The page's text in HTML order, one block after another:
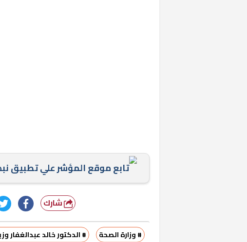
تابع موقع المؤشر علي تطبيق
شارك
# وزارة الصحة
# الدكتور خالد عبدالغفار